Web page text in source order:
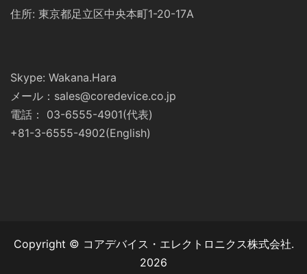
住所: 東京都足立区中央本町1-20-17A
Skype: Wakana.Hara
メール：sales@coredevice.co.jp
電話： 03-6555-4901(代表)
+81-3-6555-4902(English)
Copyright © コアデバイス・エレクトロニクス株式会社.
2026